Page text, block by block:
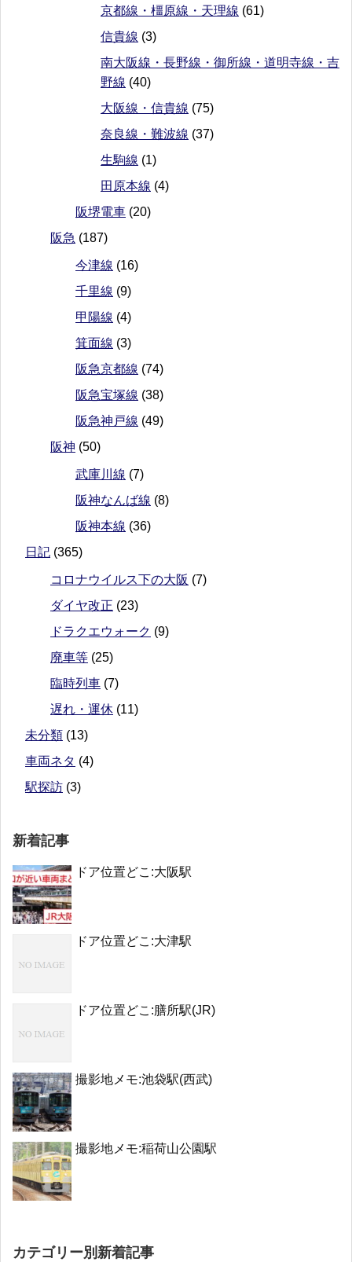
京都線・橿原線・天理線 (61)
信貴線 (3)
南大阪線・長野線・御所線・道明寺線・吉
野線 (40)
大阪線・信貴線 (75)
奈良線・難波線 (37)
生駒線 (1)
田原本線 (4)
阪堺電車 (20)
阪急 (187)
今津線 (16)
千里線 (9)
甲陽線 (4)
箕面線 (3)
阪急京都線 (74)
阪急宝塚線 (38)
阪急神戸線 (49)
阪神 (50)
武庫川線 (7)
阪神なんば線 (8)
阪神本線 (36)
日記 (365)
コロナウイルス下の大阪 (7)
ダイヤ改正 (23)
ドラクエウォーク (9)
廃車等 (25)
臨時列車 (7)
遅れ・運休 (11)
未分類 (13)
車両ネタ (4)
駅探訪 (3)
新着記事
ドア位置どこ:大阪駅
ドア位置どこ:大津駅
ドア位置どこ:膳所駅(JR)
撮影地メモ:池袋駅(西武)
撮影地メモ:稲荷山公園駅
カテゴリー別新着記事